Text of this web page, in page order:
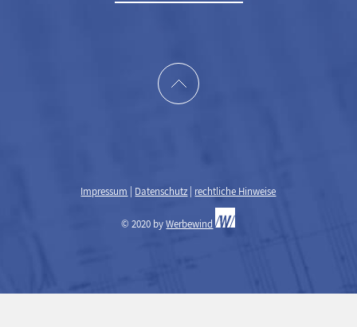
Impressum Datenschutz rechtliche Hinweise
© 2020 byWerbewind